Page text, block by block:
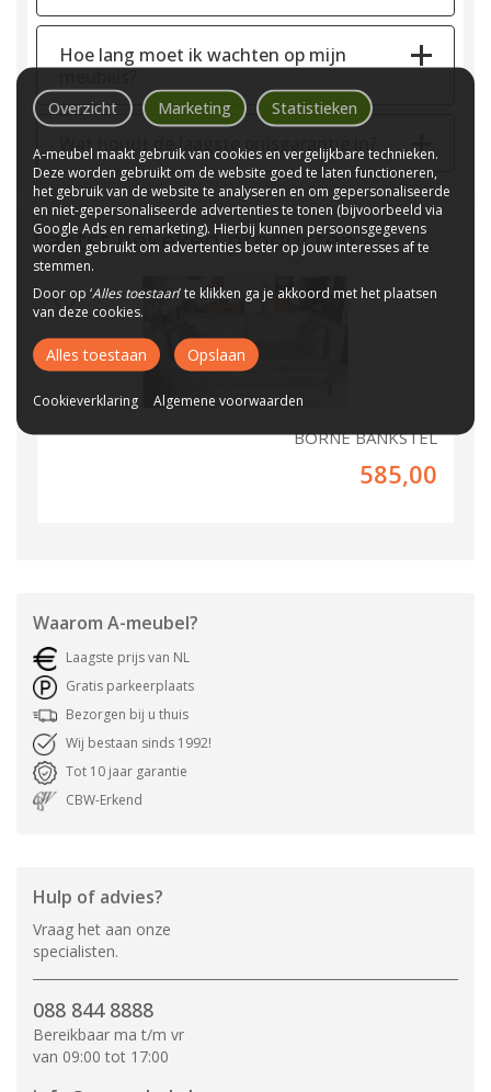
Hoe lang moet ik wachten op mijn
Wat houdt de laagste prijsgarantie in?
Laatst bekeken producten
BORNE BANKSTEL
585,00
Waarom A-meubel?
Laagste prijs van NL
Gratis parkeerplaats
Bezorgen bij u thuis
Wij bestaan sinds 1992!
Tot 10 jaar garantie
CBW-Erkend
Hulp of advies?
Vraag het aan onze
specialisten.
088 844 8888
Bereikbaar ma t/m vr
van 09:00 tot 17:00
Overzicht Marketing Statistieken
A-meubel maakt gebruik van cookies en vergelijkbare technieken.
Deze worden gebruikt om de website goed te laten functioneren,
het gebruik van de website te analyseren en om gepersonaliseerde
en niet-gepersonaliseerde advertenties te tonen (bijvoorbeeld via
Google Ads en remarketing). Hierbij kunnen persoonsgegevens
worden gebruikt om advertenties beter op jouw interesses af te
stemmen.
Door op ‘Alles toestaan’ te klikken ga je akkoord met het plaatsen
van deze cookies.
Alles toestaan Opslaan
Cookieverklaring Algemene voorwaarden